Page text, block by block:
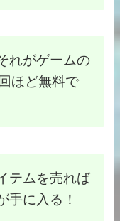
れがゲームの
ほど無料で
テムを売れば
手に入る！